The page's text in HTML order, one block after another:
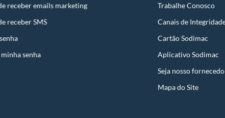
receber emails marketing
receber SMS
senha
Trabalhe Conosco
Canais de
Cartão Sodimac
Aplicativo Sodimac
Seja nosso
Mapa do Site